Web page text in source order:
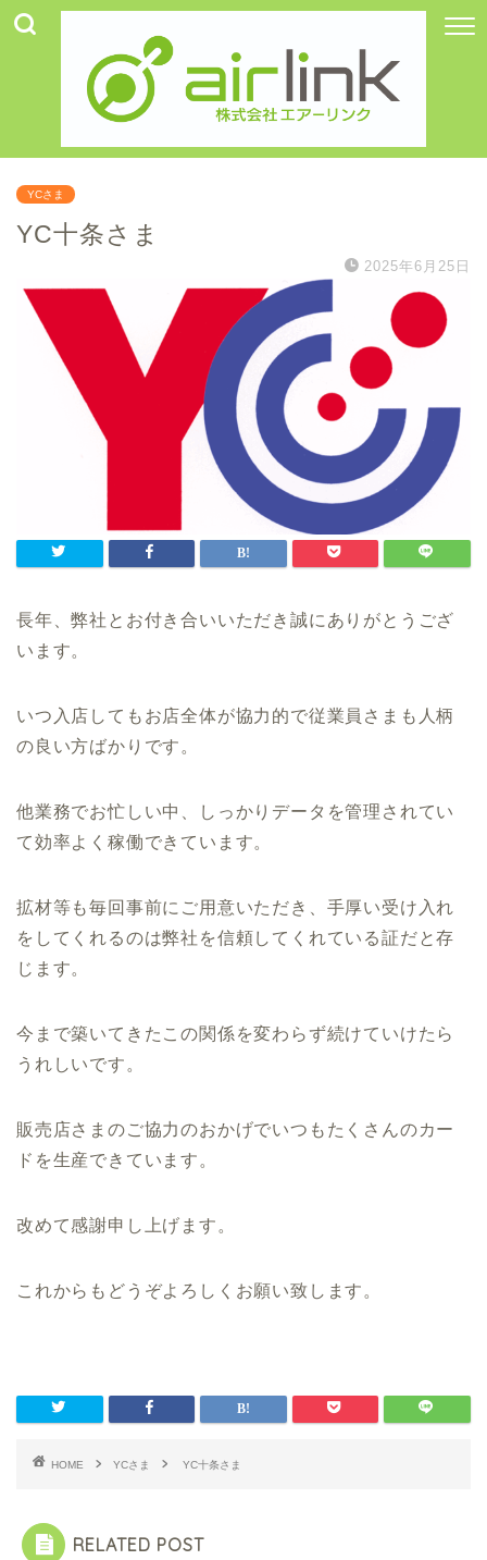
YCさま
YC十条さま
2025年6月25日
長年、弊社とお付き合いいただき誠にありがとうござ
います。
いつ入店してもお店全体が協力的で従業員さまも人柄
の良い方ばかりです。
他業務でお忙しい中、しっかりデータを管理されてい
て効率よく稼働できています。
拡材等も毎回事前にご用意いただき、手厚い受け入れ
をしてくれるのは弊社を信頼してくれている証だと存
じます。
今まで築いてきたこの関係を変わらず続けていけたら
うれしいです。
販売店さまのご協力のおかげでいつもたくさんのカー
ドを生産できています。
改めて感謝申し上げます。
これからもどうぞよろしくお願い致します。
HOME YCさま YC十条さま
RELATED POST